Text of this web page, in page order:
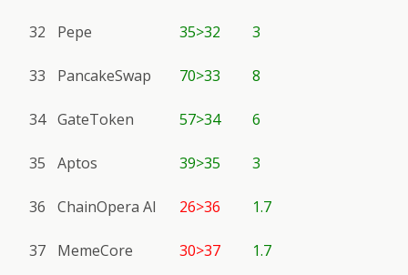
32 Pepe 35>32 3
33 PancakeSwap 70>33 8
34 GateToken 57>34 6
35 Aptos 39>35 3
36 ChainOpera AI 26>36 1.7
37 MemeCore 30>37 1.7